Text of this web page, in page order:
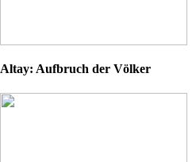
Altay: Aufbruch der Völker